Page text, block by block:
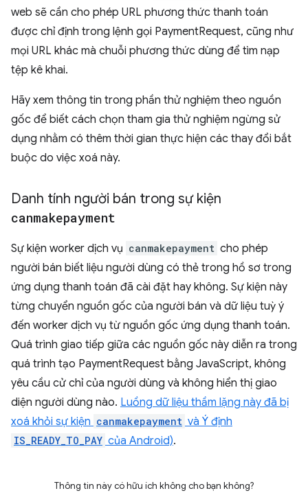
web sẽ cần cho phép URL phương thức thanh toán
được chỉ định trong lệnh gọi PaymentRequest, cũng như
mọi URL khác mà chuỗi phương thức dùng để tìm nạp
tệp kê khai.
Hãy xem thông tin trong phần thử nghiệm theo nguồn
gốc để biết cách chọn tham gia thử nghiệm ngừng sử
dụng nhằm có thêm thời gian thực hiện các thay đổi bắt
buộc do việc xoá này.
Danh tính người bán trong sự kiện
canmakepayment
Sự kiện worker dịch vụ canmakepayment cho phép
người bán biết liệu người dùng có thẻ trong hồ sơ trong
ứng dụng thanh toán đã cài đặt hay không. Sự kiện này
từng chuyển nguồn gốc của người bán và dữ liệu tuỳ ý
đến worker dịch vụ từ nguồn gốc ứng dụng thanh toán.
Quá trình giao tiếp giữa các nguồn gốc này diễn ra trong
quá trình tạo PaymentRequest bằng JavaScript, không
yêu cầu cử chỉ của người dùng và không hiển thị giao
diện người dùng nào. Luồng dữ liệu thầm lặng này đã bị
xoá khỏi sự kiện canmakepayment và Ý định
IS_READY_TO_PAY của Android).
Thông tin này có hữu ích không cho bạn không?